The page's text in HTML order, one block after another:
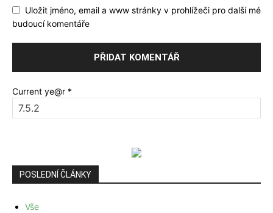
Uložit jméno, email a www stránky v prohlížeči pro další mé
budoucí komentáře
Current ye@r *
POSLEDNÍ ČLÁNKY
Vše